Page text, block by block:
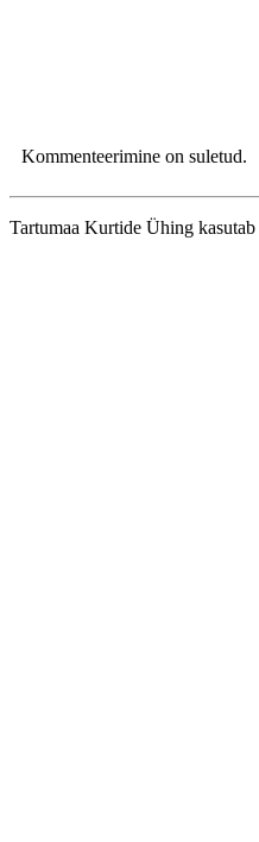
Kommenteerimine on suletud.
Tartumaa Kurtide Ühing kasutab